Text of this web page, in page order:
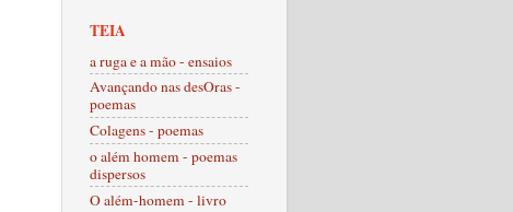
TEIA
a ruga e a mão - ensaios
Avançando nas desOras -
poemas
Colagens - poemas
o além homem - poemas
dispersos
O além-homem - livro